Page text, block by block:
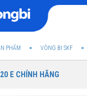
PHẨM VÒNG BI SKF
E CHÍNH HÃNG